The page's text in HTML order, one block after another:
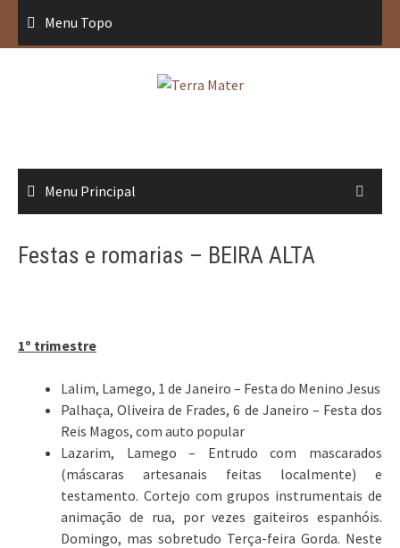
conteúdo
Menu Topo
Menu Principal
Festas e romarias – BEIRA ALTA
1º trimestre
Lalim, Lamego, 1 de Janeiro – Festa do Menino Jesus
Palhaça, Oliveira de Frades, 6 de Janeiro – Festa dos
Reis Magos, com auto popular
Lazarim, Lamego – Entrudo com mascarados
(máscaras artesanais feitas localmente) e
testamento. Cortejo com grupos instrumentais de
animação de rua, por vezes gaiteiros espanhóis.
Domingo, mas sobretudo Terça-feira Gorda. Neste